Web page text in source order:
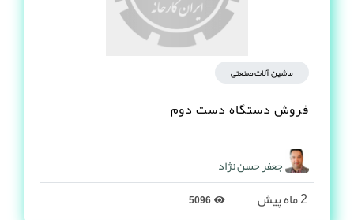
ماشین آلات صنعتی
فروش دستگاه دست دوم
جعفر حسن نژاد
2 ماه پیش